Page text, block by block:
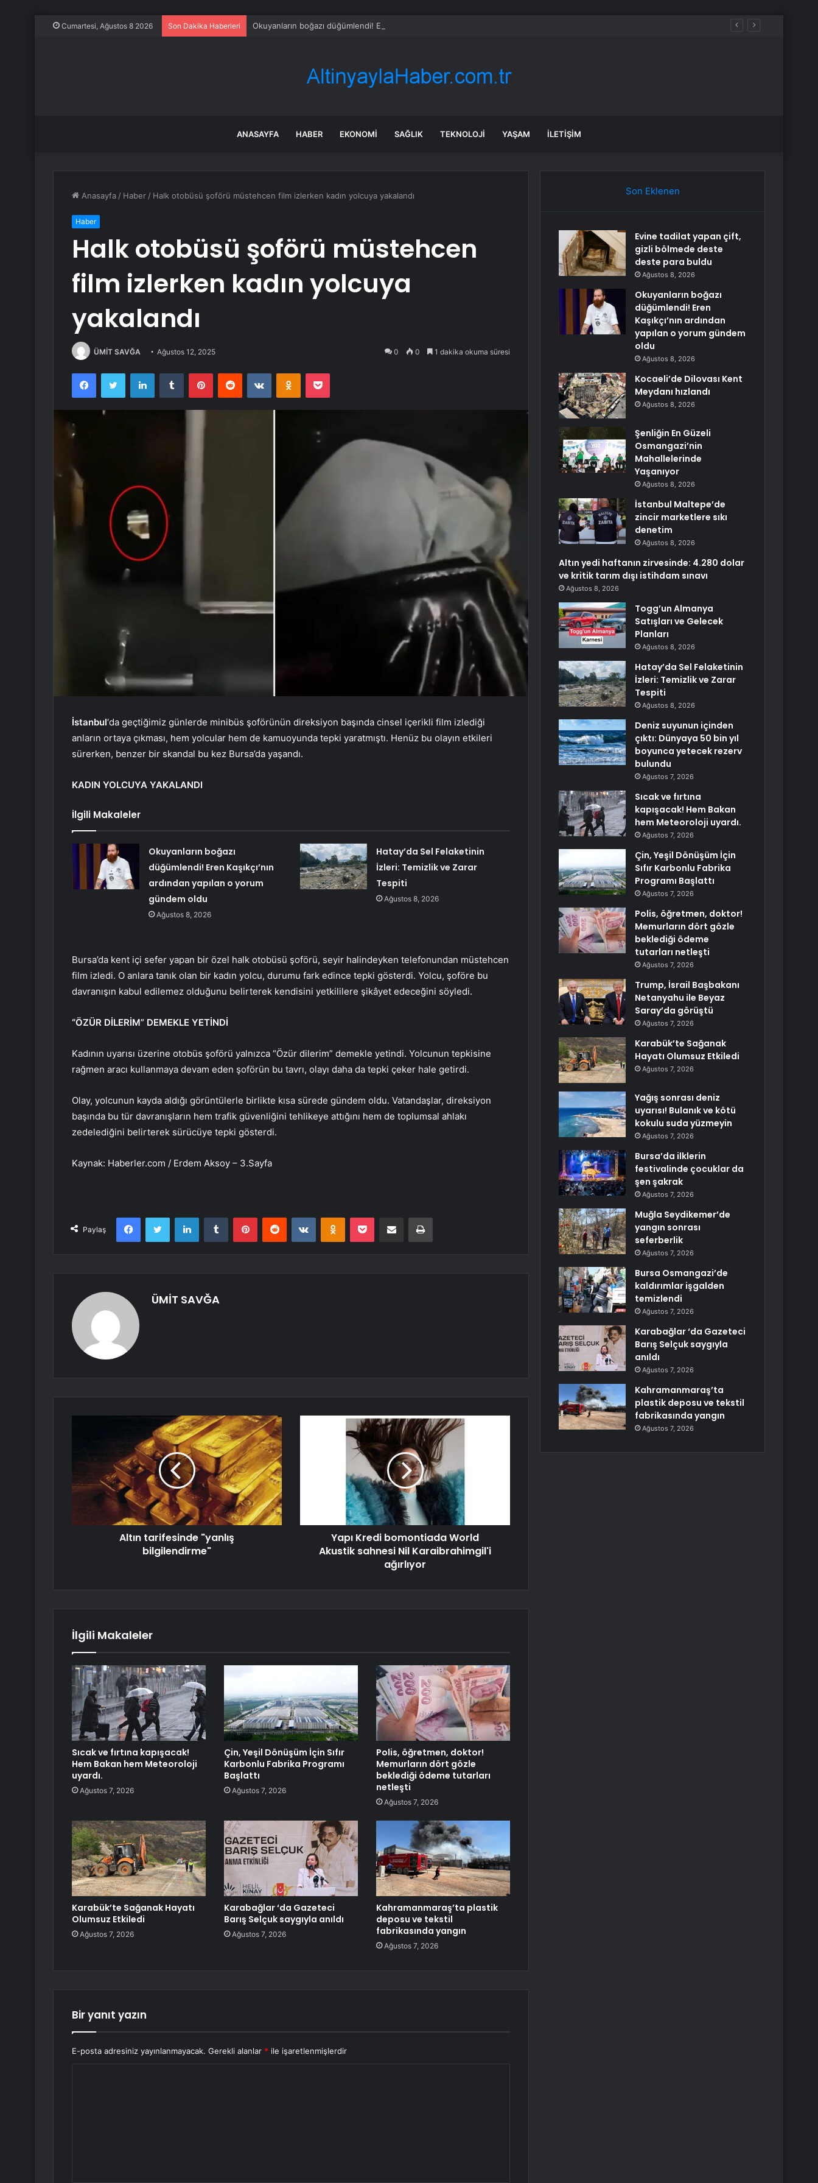
Cumartesi, Ağustos 8 2026 Son Dakika Haberleri Okuyanların boğazı düğümlendi! Eren Kaşıkçı’nın ardından yapılan o yorum gündem oldu
ANASAYFA HABER EKONOMI SAĞLIK TEKNOLOJI YAŞAM İLETIŞIM
Anasayfa / Haber / Halk otobüsü şoförü müstehcen film izlerken kadın yolcuya yakalandı
Haber
Halk otobüsü şoförü müstehcen
film izlerken kadın yolcuya
yakalandı
ÜMİT SAVĞA Ağustos 12, 2025 0 0 1 dakika okuma süresi
FacebookTwitter LinkedInTumblr PinterestReddit VKontakteOdnoklassniki
Pocket
İstanbul‘da geçtiğimiz günlerde minibüs şoförünün direksiyon başında cinsel içerikli film izlediği
anların ortaya çıkması, hem yolcular hem de kamuoyunda tepki yaratmıştı. Henüz bu olayın etkileri
sürerken, benzer bir skandal bu kez Bursa’da yaşandı.
KADIN YOLCUYA YAKALANDI
İlgili Makaleler
Okuyanların boğazı
düğümlendi! Eren Kaşıkçı’nın
ardından yapılan o yorum
gündem oldu
Ağustos 8, 2026
Hatay’da Sel Felaketinin
İzleri: Temizlik ve Zarar
Tespiti
Ağustos 8, 2026
Bursa’da kent içi sefer yapan bir özel halk otobüsü şoförü, seyir halindeyken telefonundan müstehcen
film izledi. O anlara tanık olan bir kadın yolcu, durumu fark edince tepki gösterdi. Yolcu, şoföre bu
davranışın kabul edilemez olduğunu belirterek kendisini yetkililere şikâyet edeceğini söyledi.
“ÖZÜR DİLERİM” DEMEKLE YETİNDİ
Kadının uyarısı üzerine otobüs şoförü yalnızca “Özür dilerim” demekle yetindi. Yolcunun tepkisine
rağmen aracı kullanmaya devam eden şoförün bu tavrı, olayı daha da tepki çeker hale getirdi.
Olay, yolcunun kayda aldığı görüntülerle birlikte kısa sürede gündem oldu. Vatandaşlar, direksiyon
başında bu tür davranışların hem trafik güvenliğini tehlikeye attığını hem de toplumsal ahlakı
zedelediğini belirterek sürücüye tepki gösterdi.
Kaynak: Haberler.com / Erdem Aksoy – 3.Sayfa
Paylaş
FacebookTwitter LinkedInTumblr PinterestReddit VKontakteOdnoklassniki
Pocket E-Posta ile paylaş Yazdır
ÜMİT SAVĞA
Altın tarifesinde "yanlış
bilgilendirme"
Yapı Kredi bomontiada World
Akustik sahnesi Nil Karaibrahimgil'i
ağırlıyor
İlgili Makaleler
Sıcak ve fırtına kapışacak!
Hem Bakan hem Meteoroloji
uyardı.
Ağustos 7, 2026
Çin, Yeşil Dönüşüm İçin Sıfır
Karbonlu Fabrika Programı
Başlattı
Ağustos 7, 2026
Polis, öğretmen, doktor!
Memurların dört gözle
beklediği ödeme tutarları
netleşti
Ağustos 7, 2026
Karabük’te Sağanak Hayatı
Olumsuz Etkiledi
Ağustos 7, 2026
Karabağlar ‘da Gazeteci
Barış Selçuk saygıyla anıldı
Ağustos 7, 2026
Kahramanmaraş’ta plastik
deposu ve tekstil
fabrikasında yangın
Ağustos 7, 2026
Bir yanıt yazın
E-posta adresiniz yayınlanmayacak. Gerekli alanlar * ile işaretlenmişlerdir
Son Eklenen
Evine tadilat yapan çift,
gizli bölmede deste
deste para buldu
Ağustos 8, 2026
Okuyanların boğazı
düğümlendi! Eren
Kaşıkçı’nın ardından
yapılan o yorum gündem
oldu
Ağustos 8, 2026
Kocaeli’de Dilovası Kent
Meydanı hızlandı
Ağustos 8, 2026
Şenliğin En Güzeli
Osmangazi’nin
Mahallelerinde
Yaşanıyor
Ağustos 8, 2026
İstanbul Maltepe’de
zincir marketlere sıkı
denetim
Ağustos 8, 2026
Altın yedi haftanın zirvesinde: 4.280 dolar
ve kritik tarım dışı istihdam sınavı
Ağustos 8, 2026
Togg’un Almanya
Satışları ve Gelecek
Planları
Ağustos 8, 2026
Hatay’da Sel Felaketinin
İzleri: Temizlik ve Zarar
Tespiti
Ağustos 8, 2026
Deniz suyunun içinden
çıktı: Dünyaya 50 bin yıl
boyunca yetecek rezerv
bulundu
Ağustos 7, 2026
Sıcak ve fırtına
kapışacak! Hem Bakan
hem Meteoroloji uyardı.
Ağustos 7, 2026
Çin, Yeşil Dönüşüm İçin
Sıfır Karbonlu Fabrika
Programı Başlattı
Ağustos 7, 2026
Polis, öğretmen, doktor!
Memurların dört gözle
beklediği ödeme
tutarları netleşti
Ağustos 7, 2026
Trump, İsrail Başbakanı
Netanyahu ile Beyaz
Saray’da görüştü
Ağustos 7, 2026
Karabük’te Sağanak
Hayatı Olumsuz Etkiledi
Ağustos 7, 2026
Yağış sonrası deniz
uyarısı! Bulanık ve kötü
kokulu suda yüzmeyin
Ağustos 7, 2026
Bursa’da ilklerin
festivalinde çocuklar da
şen şakrak
Ağustos 7, 2026
Muğla Seydikemer’de
yangın sonrası
seferberlik
Ağustos 7, 2026
Bursa Osmangazi’de
kaldırımlar işgalden
temizlendi
Ağustos 7, 2026
Karabağlar ‘da Gazeteci
Barış Selçuk saygıyla
anıldı
Ağustos 7, 2026
Kahramanmaraş’ta
plastik deposu ve tekstil
fabrikasında yangın
Ağustos 7, 2026